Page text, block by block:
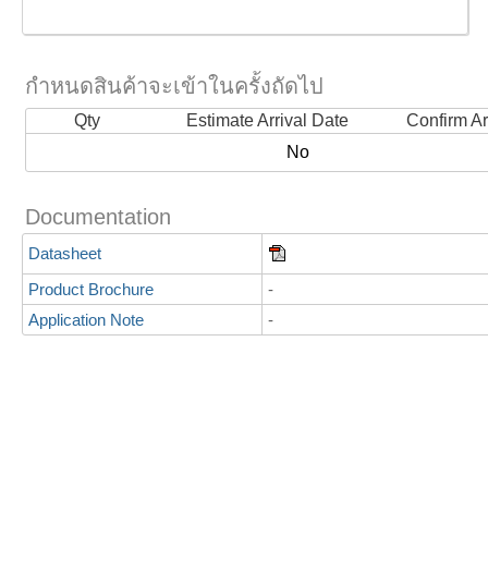
กำหนดสินค้าจะเข้าในครั้งถัดไป
Qty Estimate Arrival Date
Confirm
No
Documentation
Datasheet
Product Brochure
-
Application Note
-